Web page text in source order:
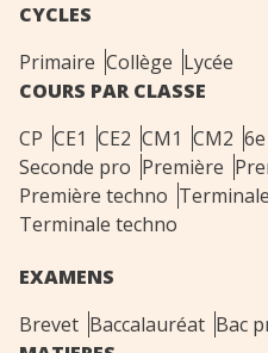
CYCLES
Primaire Collège Lycée
COURS PAR CLASSE
CP CE1 CE2 CM1 CM2 6e
Seconde pro Première
Première techno Terminale
Terminale techno
EXAMENS
Brevet Baccalauréat Bac